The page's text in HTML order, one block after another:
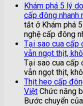
Khám phá 5 lý
cấp đông nhanh
tắt ở Khám phá
nghệ cấp đông
Tại sao cua cấp
vẫn ngọt thịt,
Tại sao cua cấp
vẫn ngọt thịt,
Thịt heo cấp
Việt Chức năng
Bước chuyển